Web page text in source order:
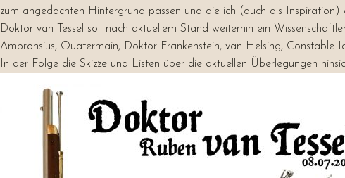
zum angedachten Hintergrund passen und die ich (auch als
Doktor van Tessel soll nach aktuellem Stand weiterhin ein
Ambronsius, Quatermain, Doktor Frankenstein, van Helsing,
In der Folge die Skizze und Listen über die aktuellen Überlegungen